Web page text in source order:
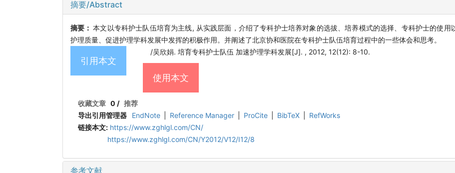
摘要/Abstract
摘要：本文以专科护士队伍培育为主线, 从实践层面，介绍了专科护士培养对象的选拔、培养模式的选择、专科护士的使用
护理质量、促进护理学科发展中发挥的积极作用。并阐述了北京协和医院在专科护士队伍培育过程中的一些体会和思考。
引用本文
/吴欣娟. 培育专科护士队伍 加速护理学科发展[J]. , 2012, 12(12): 8-10.
使用本文
收藏文章 0 /推荐
导出引用管理器
EndNote Reference Manager ProCite BibTeX
RefWorks
链接本文: https://www.zghlgl.com/CN/
https://www.zghlgl.com/CN/Y2012/V12/I12/8
参考文献